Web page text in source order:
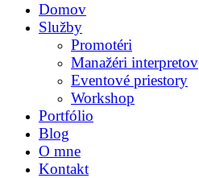
Domov
Služby
Promotéri
Manažéri interpretov
Eventové priestory
Workshop
Portfólio
Blog
O mne
Kontakt